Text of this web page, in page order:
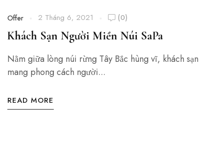
Offer 2 Tháng 6, 2021 (0)
Khách Sạn Người Miền Núi SaPa
Nằm giữa lòng núi rừng Tây Bắc hùng vĩ, khách sạn
mang phong cách người...
READ MORE